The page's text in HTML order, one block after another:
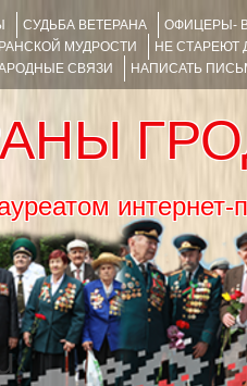
СУДЬБА ВЕТЕРАНА ОФИЦЕРЫ-
МУДРОСТИ НЕ СТАРЕЮТ
СВЯЗИ НАПИСАТЬ
лауреатом